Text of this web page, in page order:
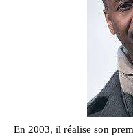
En 2003, il réalise son